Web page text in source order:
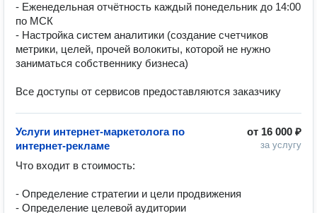
- Еженедельная отчётность каждый понедельник до 14:00
по МСК
- Настройка систем аналитики (создание счетчиков
метрики, целей, прочей волокиты, которой не нужно
заниматься собственнику бизнеса)
Все доступы от сервисов предоставляются заказчику
от 16 000 ₽
за услугу
Услуги интернет-маркетолога по
интернет-рекламе
Что входит в стоимость:
- Определение стратегии и цели продвижения
- Определение целевой аудитории